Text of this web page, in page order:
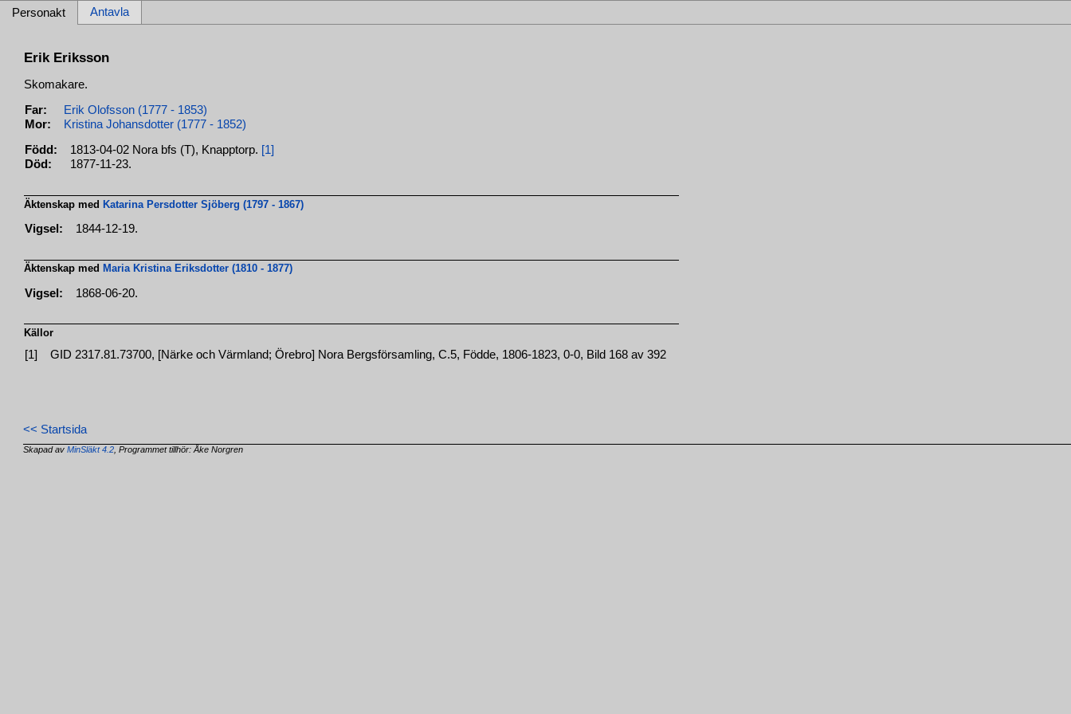
Personakt Antavla
Erik Eriksson
Skomakare.
Far:
Erik Olofsson (1777 - 1853)
Mor:
Kristina Johansdotter (1777 - 1852)
Född: 1813-04-02 Nora bfs (T), Knapptorp. [1]
Död:
1877-11-23.
Äktenskap medKatarina Persdotter Sjöberg (1797 - 1867)
Vigsel: 1844-12-19.
Äktenskap med Maria Kristina Eriksdotter (1810 - 1877)
Vigsel: 1868-06-20.
Källor
[1] GID 2317.81.73700, [Närke och Värmland; Örebro] Nora Bergsförsamling, C.5, Födde, 1806-1823, 0-0, Bild 168 av 392
<< Startsida
Skapad avMinSläkt 4.2 , Programmet tillhör: Åke Norgren